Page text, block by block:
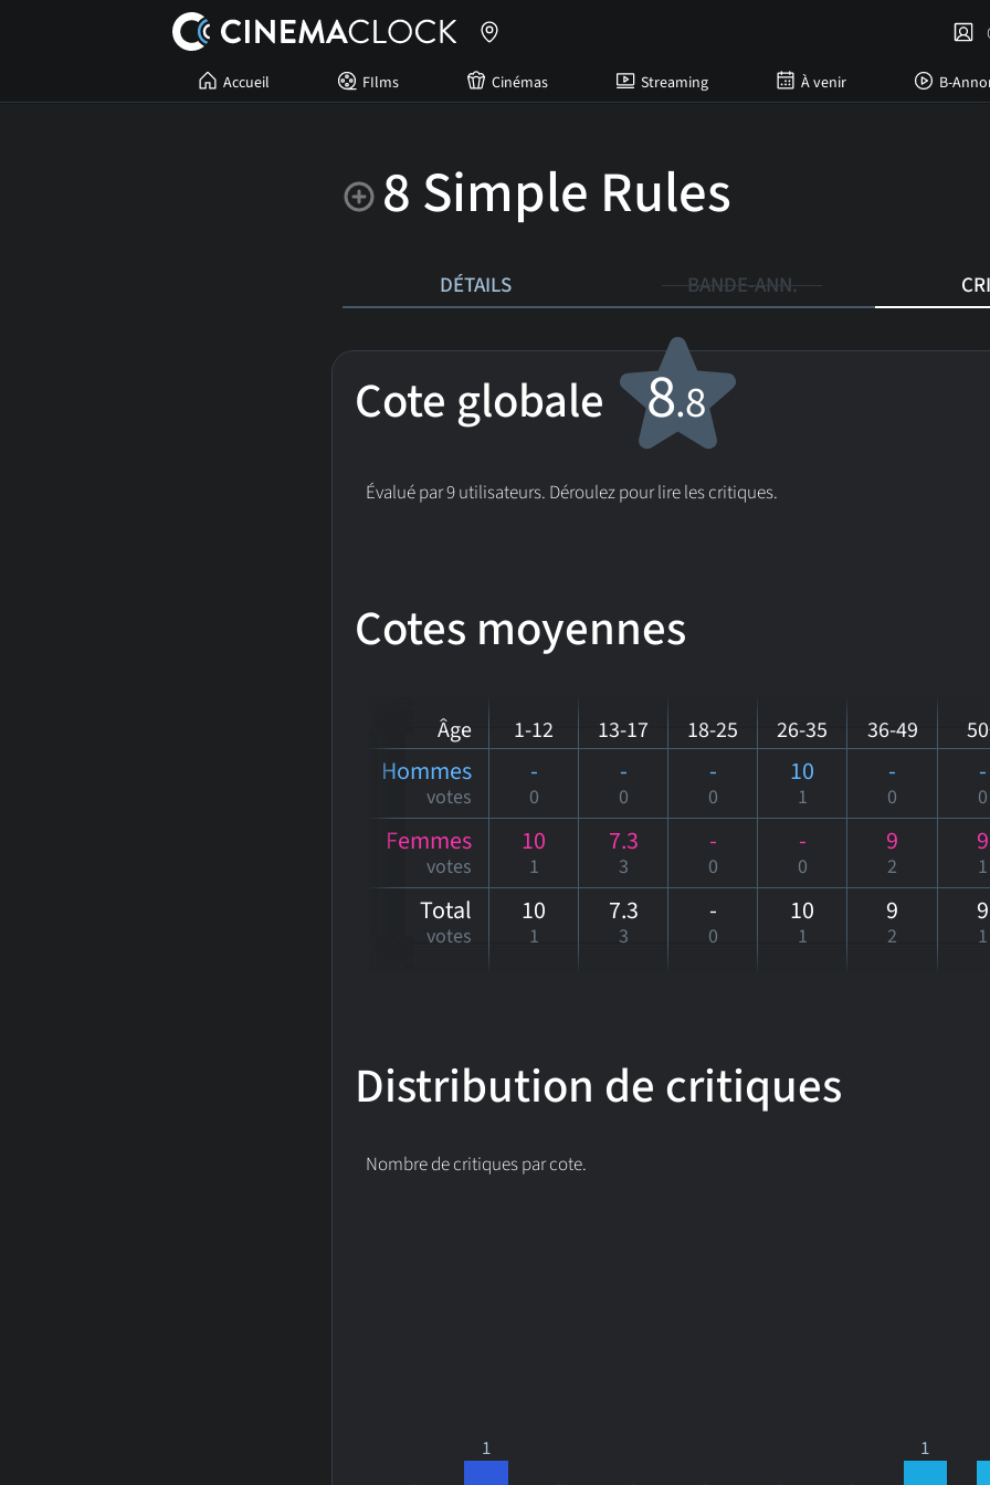
Accueil FIlms Cinémas Streaming À venir B-
8 Simple Rules
DÉTAILS BANDE-ANN.
Cote globale 8.8
Évalué par 9 utilisateurs. Déroulez pour lire les critiques.
Cotes moyennes
Âge 1-12 13-17 18-25 26-35 36-49
Hommes
votes
-
0
-
0
-
0
10
1
-
0
-
0
Femmes
votes
10
1
7.3
3
-
0
-
0
9
2
9
1
Total
votes
10
1
7.3
3
-
0
10
1
9
2
9
1
Distribution de critiques
Nombre de critiques par cote.
1
1